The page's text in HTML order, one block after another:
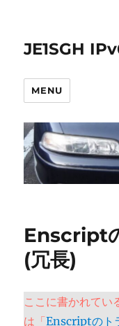
JE1SGH
MENU
Enscript
(冗長)
ここに書かれてい
は「Enscriptのト